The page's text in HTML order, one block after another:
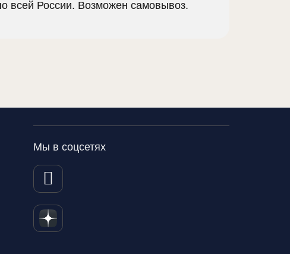
всей России. Возможен самовывоз.
Мы в соцсетях